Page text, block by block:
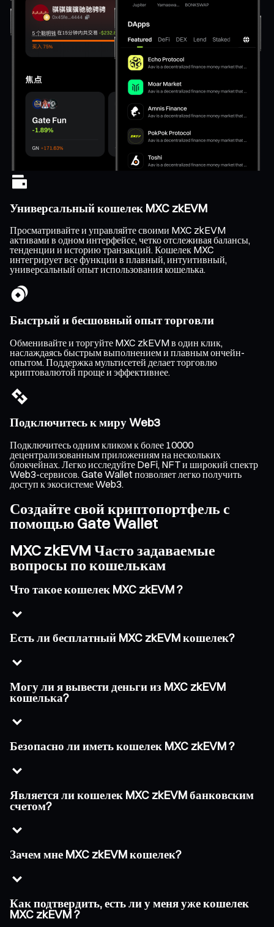
Универсальный кошелек MXC zkEVM
Просматривайте и управляйте своими MXC zkEVM
активами в одном интерфейсе, четко отслеживая балансы,
тенденции и историю транзакций. Кошелек MXC
интегрирует все функции в плавный, интуитивный,
универсальный опыт использования кошелька.
Быстрый и бесшовный опыт торговли
Обменивайте и торгуйте MXC zkEVM в один клик,
наслаждаясь быстрым выполнением и плавным ончейн-
опытом. Поддержка мультисетей делает торговлю
криптовалютой проще и эффективнее.
Подключитесь к миру Web3
Подключитесь одним кликом к более 10000
децентрализованным приложениям на нескольких
блокчейнах. Легко исследуйте DeFi, NFT и широкий спектр
Web3-сервисов. Gate Wallet позволяет легко получить
доступ к экосистеме Web3.
Создайте свой криптопортфель с
помощью Gate Wallet
MXC zkEVM Часто задаваемые
вопросы по кошелькам
Что такое кошелек MXC zkEVM ?
Есть ли бесплатный MXC zkEVM кошелек?
Могу ли я вывести деньги из MXC zkEVM
кошелька?
Безопасно ли иметь кошелек MXC zkEVM ?
Является ли кошелек MXC zkEVM банковским
счетом?
Зачем мне MXC zkEVM кошелек?
Как подтвердить, есть ли у меня уже кошелек
MXC zkEVM ?